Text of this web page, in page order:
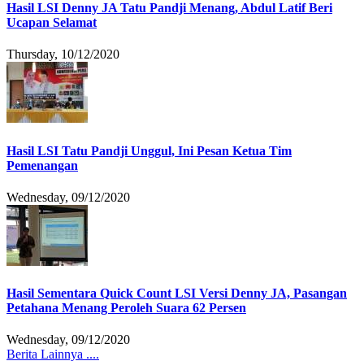
Hasil LSI Denny JA Tatu Pandji Menang, Abdul Latif Beri
Ucapan Selamat
Thursday, 10/12/2020
Hasil LSI Tatu Pandji Unggul, Ini Pesan Ketua Tim
Pemenangan
Wednesday, 09/12/2020
Hasil Sementara Quick Count LSI Versi Denny JA, Pasangan
Petahana Menang Peroleh Suara 62 Persen
Wednesday, 09/12/2020
Berita Lainnya ....